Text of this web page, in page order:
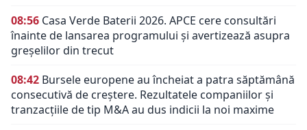
08:56 Casa Verde Baterii 2026. APCE cere consultări
înainte de lansarea programului și avertizează asupra
greșelilor din trecut
08:42 Bursele europene au încheiat a patra săptămână
consecutivă de creștere. Rezultatele companiilor și
tranzacțiile de tip M&A au dus indicii la noi maxime